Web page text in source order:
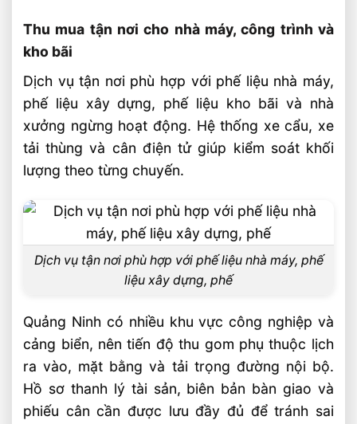
Thu mua tận nơi cho nhà máy, công trình và
kho bãi
Dịch vụ tận nơi phù hợp với phế liệu nhà máy,
phế liệu xây dựng, phế liệu kho bãi và nhà
xưởng ngừng hoạt động. Hệ thống xe cẩu, xe
tải thùng và cân điện tử giúp kiểm soát khối
lượng theo từng chuyến.
Dịch vụ tận nơi phù hợp với phế liệu nhà máy, phế
liệu xây dựng, phế
Quảng Ninh có nhiều khu vực công nghiệp và
cảng biển, nên tiến độ thu gom phụ thuộc lịch
ra vào, mặt bằng và tải trọng đường nội bộ.
Hồ sơ thanh lý tài sản, biên bản bàn giao và
phiếu cân cần được lưu đầy đủ để tránh sai